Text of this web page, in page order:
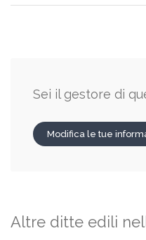
Sei il gestore di
Modifica le tue
Altre ditte edili